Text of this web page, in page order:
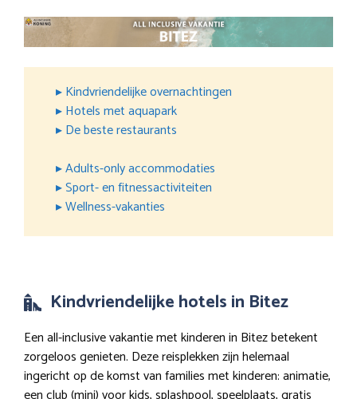
▸ Kindvriendelijke overnachtingen
▸ Hotels met aquapark
▸ De beste restaurants
▸ Adults-only accommodaties
▸ Sport- en fitnessactiviteiten
▸ Wellness-vakanties
Kindvriendelijke hotels in Bitez
Een all-inclusive vakantie met kinderen in Bitez betekent
zorgeloos genieten. Deze reisplekken zijn helemaal
ingericht op de komst van families met kinderen: animatie,